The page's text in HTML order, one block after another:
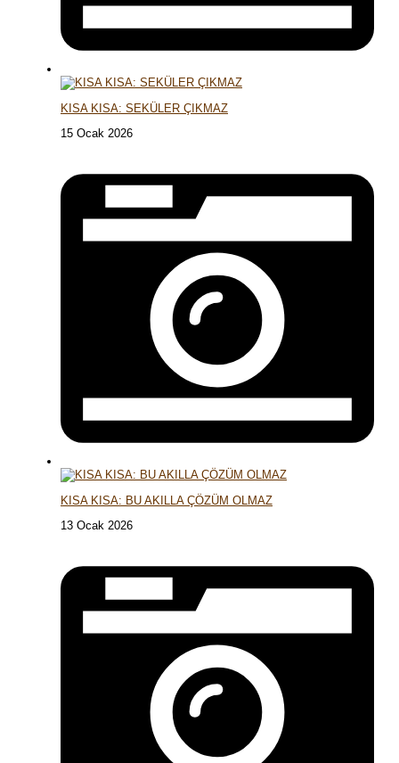
KISA KISA: SEKÜLER ÇIKMAZ
15 Ocak 2026
KISA KISA: BU AKILLA ÇÖZÜM OLMAZ
13 Ocak 2026